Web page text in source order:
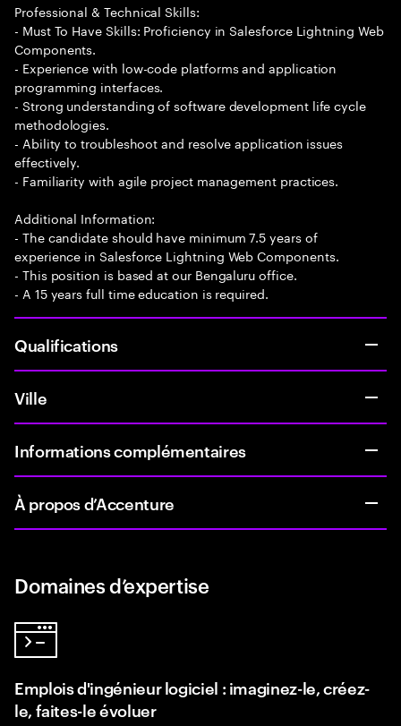
Professional & Technical Skills:
- Must To Have Skills: Proficiency in Salesforce Lightning Web
Components.
- Experience with low-code platforms and application
programming interfaces.
- Strong understanding of software development life cycle
methodologies.
- Ability to troubleshoot and resolve application issues
effectively.
- Familiarity with agile project management practices.
Additional Information:
- The candidate should have minimum 7.5 years of
experience in Salesforce Lightning Web Components.
- This position is based at our Bengaluru office.
- A 15 years full time education is required.
Qualifications
Ville
Informations complémentaires
À propos d’Accenture
Domaines d’expertise
Emplois d'ingénieur logiciel : imaginez-le, créez-
le, faites-le évoluer